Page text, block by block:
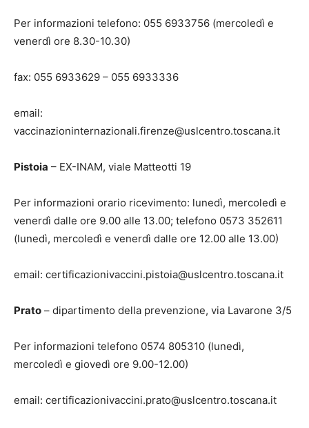
Per informazioni telefono: 055 6933756 (mercoledì e
venerdì ore 8.30-10.30)
fax: 055 6933629 – 055 6933336
email:
vaccinazioninternazionali.firenze@uslcentro.toscana.it
Pistoia – EX-INAM, viale Matteotti 19
Per informazioni orario ricevimento: lunedì, mercoledì e
venerdì dalle ore 9.00 alle 13.00; telefono 0573 352611
(lunedì, mercoledì e venerdì dalle ore 12.00 alle 13.00)
email: certificazionivaccini.pistoia@uslcentro.toscana.it
Prato – dipartimento della prevenzione, via Lavarone 3/5
Per informazioni telefono 0574 805310 (lunedì,
mercoledì e giovedì ore 9.00-12.00)
email: certificazionivaccini.prato@uslcentro.toscana.it